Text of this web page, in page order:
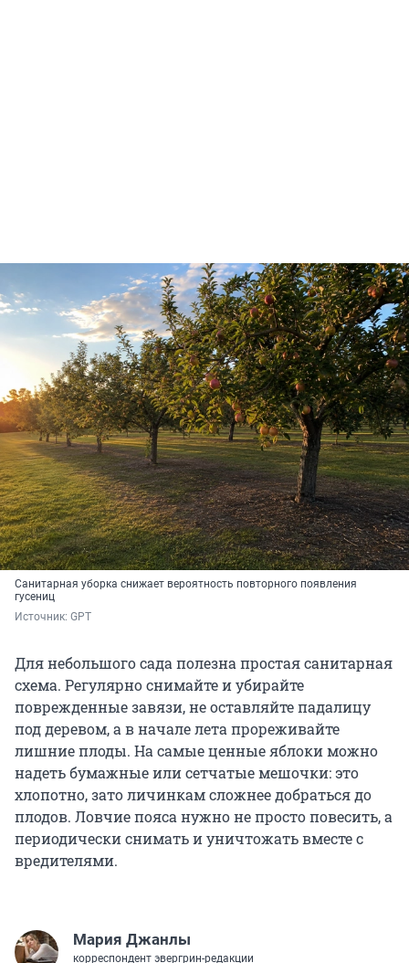
Санитарная уборка снижает вероятность повторного появления
гусениц
Источник: GPT
Для небольшого сада полезна простая санитарная
схема. Регулярно снимайте и убирайте
поврежденные завязи, не оставляйте падалицу
под деревом, а в начале лета прореживайте
лишние плоды. На самые ценные яблоки можно
надеть бумажные или сетчатые мешочки: это
хлопотно, зато личинкам сложнее добраться до
плодов. Ловчие пояса нужно не просто повесить, а
периодически снимать и уничтожать вместе с
вредителями.
Мария Джанлы
корреспондент эвергрин-редакции